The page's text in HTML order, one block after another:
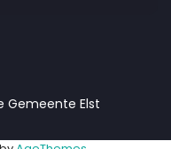
Gemeente Elst